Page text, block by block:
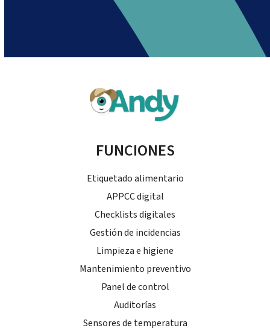
FUNCIONES
Etiquetado alimentario
APPCC digital
Checklists digitales
Gestión de incidencias
Limpieza e higiene
Mantenimiento preventivo
Panel de control
Auditorías
Sensores de temperatura